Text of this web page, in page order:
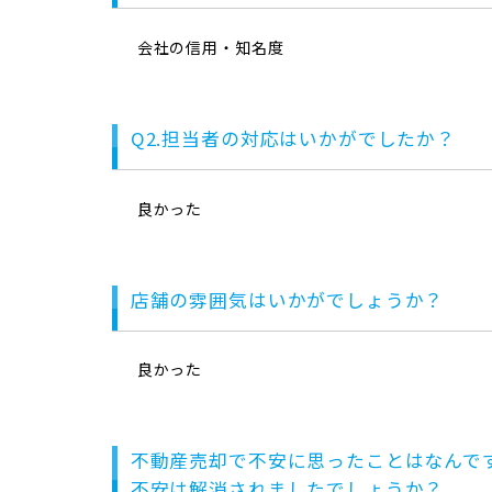
会社の信用・知名度
Q2.担当者の対応はいかがでしたか？
良かった
店舗の雰囲気はいかがでしょうか？
良かった
不動産売却で不安に思ったことはなんで